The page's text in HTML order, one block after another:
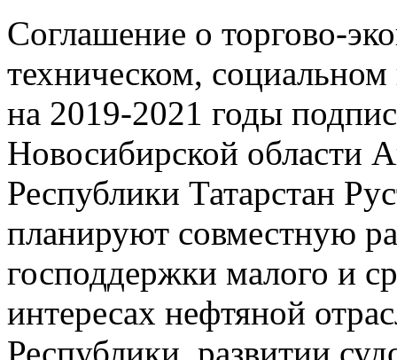
Соглашение о торгово-
техническом,
на 2019-2021 годы
Новосибирской области
Республики Татарстан
планируют совместную
господдержки малого и
интересах нефтяной